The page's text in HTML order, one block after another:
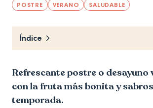
POSTRE VERANO SALUDABLE
Índice
Refrescante postre o desayuno
con la fruta más bonita y
temporada.